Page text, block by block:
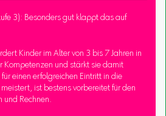
3): Besonders gut klappt das auf
Kinder im Alter von 3 bis 7 Jahren in
Kompetenzen und stärkt sie damit
einen erfolgreichen Eintritt in die
ist bestens vorbereitet für den
und Rechnen.